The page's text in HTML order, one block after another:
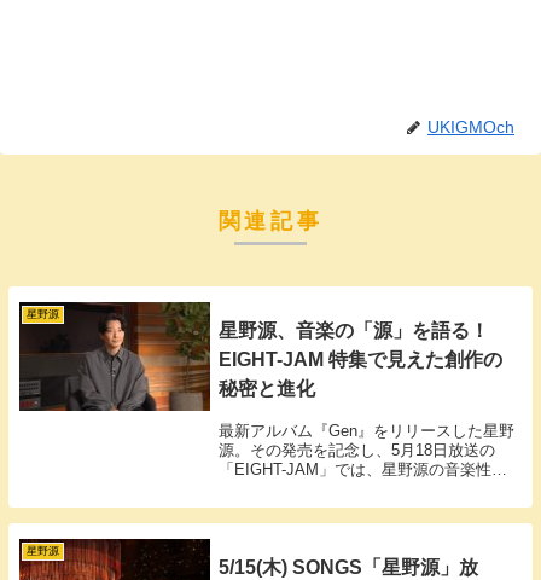
UKIGMOch
関連記事
星野源
星野源、音楽の「源」を語る！
EIGHT-JAM 特集で見えた創作の
秘密と進化
最新アルバム『Gen』をリリースした星野
源。その発売を記念し、5月18日放送の
「EIGHT-JAM」では、星野源の音楽性に
た。
星野源
5/15(木) SONGS「星野源」放